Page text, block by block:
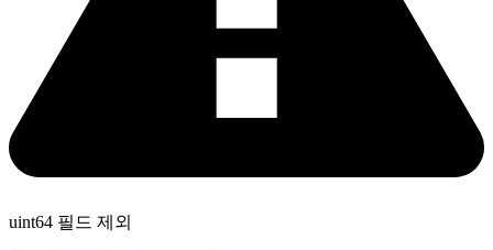
uint64 필드 제외